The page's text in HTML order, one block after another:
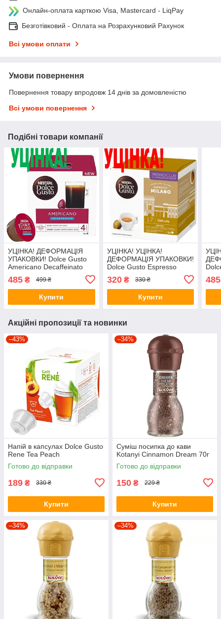
Онлайн-оплата карткою Visa, Mastercard - LiqPay
Безготівковий - Оплата на Розрахунковий Рахунок
Всі умови оплати
Умови повернення
Повернення товару впродовж 14 днів за домовленістю
Всі умови повернення
Подібні товари компанії
УЦІНКА! ДЕФОРМАЦІЯ
УПАКОВКИ! Dolce Gusto
Americano Decaffeinato
485 ₴ 499 ₴
Купити
УЦІНКА! УЦІНКА!
ДЕФОРМАЦІЯ УПАКОВКИ!
Dolce Gusto Espresso
320₴ 330 ₴
Купити
485
Акційні пропозиції та новинки
–43%
Напій в капсулах Dolce Gusto
Rene Tea Peach
Готово до відправки
189 ₴ 330 ₴
Купити
–34%
Суміш посипка до кави
Kotanyi Cinnamon Dream 70г
Готово до відправки
150 ₴ 229 ₴
Купити
–34% –34%